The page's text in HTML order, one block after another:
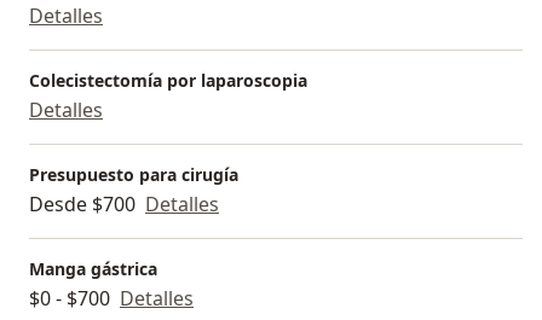
Detalles
Colecistectomía por laparoscopia
Detalles
Presupuesto para cirugía
Desde $700 Detalles
Manga gástrica
$0 - $700 Detalles